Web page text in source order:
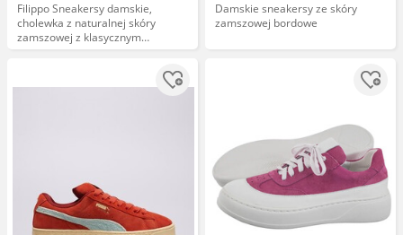
Filippo Sneakersy damskie,
cholewka z naturalnej skóry
zamszowej z klasycznym
sznurowaniem i subtelnymi
zaznaczonym przodem, beżowe
Damskie sneakersy ze skóry
zamszowej bordowe